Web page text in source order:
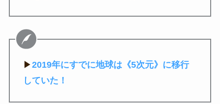
▶2019年にすでに地球は《5次元》に移行
していた！